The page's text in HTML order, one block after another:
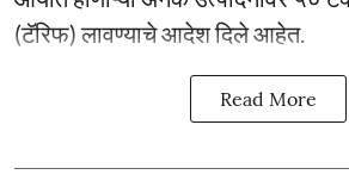
(टॅरिफ) लावण्याचे आदेश दिले आहेत.
Read More